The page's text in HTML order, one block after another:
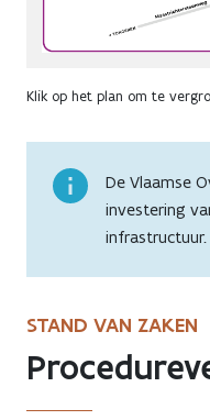
Klik op het plan om te
De Vlaamse
investering
infrastructuur.
STAND VAN ZAKEN